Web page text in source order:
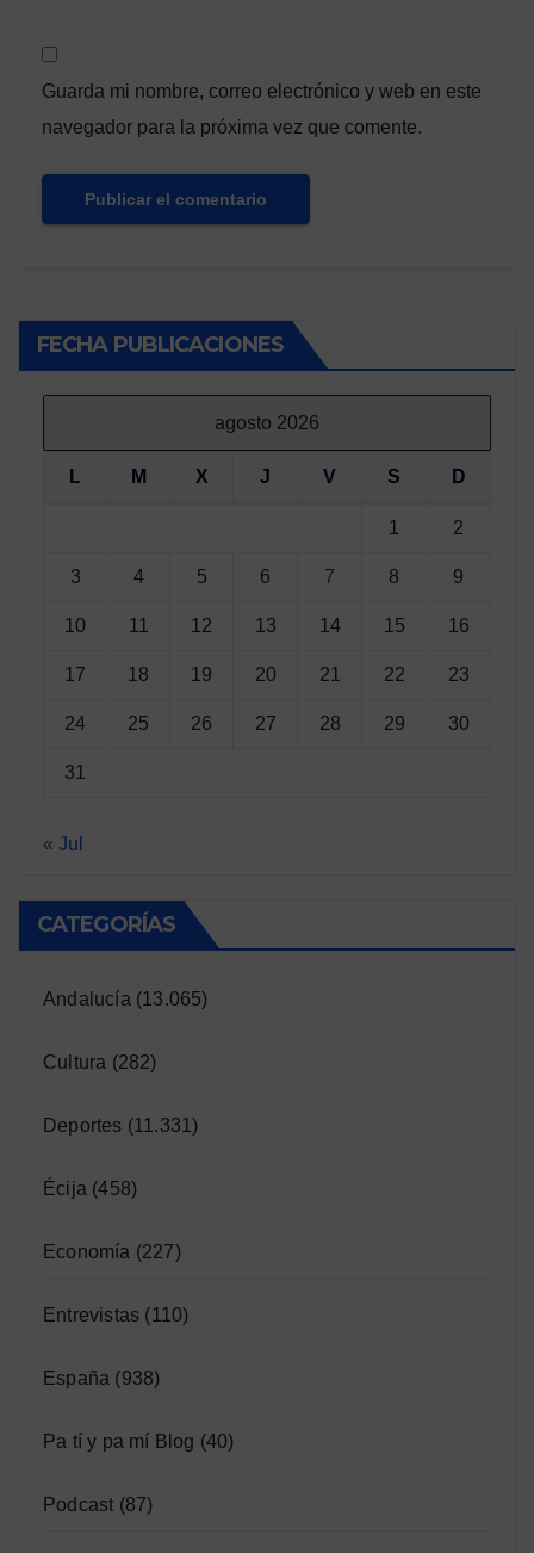
Guarda mi nombre, correo electrónico y web en este
navegador para la próxima vez que comente.
FECHA PUBLICACIONES
agosto 2026
L M X J V S D
1 2
3 4 5 6 7 8 9
10 11 12 13 14 15 16
17 18 19 20 21 22 23
24 25 26 27 28 29 30
31
« Jul
CATEGORÍAS
Andalucía (13.065)
Cultura (282)
Deportes (11.331)
Écija (458)
Economía (227)
Entrevistas (110)
España (938)
Pa tí y pa mí Blog (40)
Podcast (87)